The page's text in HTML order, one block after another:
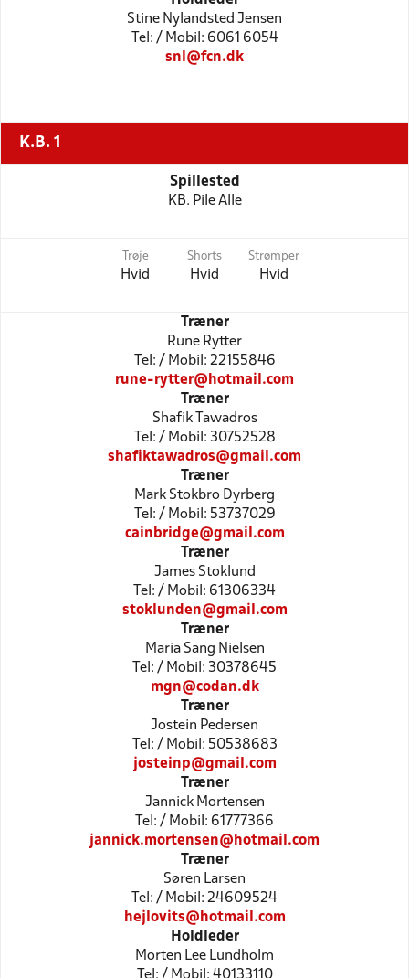
Stine Nylandsted Jensen
Tel: / Mobil: 6061 6054
snl@fcn.dk
K.B. 1
Spillested
KB. Pile Alle
Trøje
Hvid
Shorts
Hvid
Strømper
Hvid
Træner
Rune Rytter
Tel: / Mobil: 22155846
rune-rytter@hotmail.com
Træner
Shafik Tawadros
Tel: / Mobil: 30752528
shafiktawadros@gmail.com
Træner
Mark Stokbro Dyrberg
Tel: / Mobil: 53737029
cainbridge@gmail.com
Træner
James Stoklund
Tel: / Mobil: 61306334
stoklunden@gmail.com
Træner
Maria Sang Nielsen
Tel: / Mobil: 30378645
mgn@codan.dk
Træner
Jostein Pedersen
Tel: / Mobil: 50538683
josteinp@gmail.com
Træner
Jannick Mortensen
Tel: / Mobil: 61777366
jannick.mortensen@hotmail.com
Træner
Søren Larsen
Tel: / Mobil: 24609524
hejlovits@hotmail.com
Holdleder
Morten Lee Lundholm
Tel: / Mobil: 40133110